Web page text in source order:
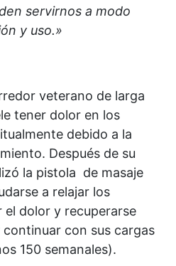
servirnos a modo
y uso.»
veterano de larga
tener dolor en los
debido a la
Después de su
la pistola de masaje
a relajar los
el dolor y recuperarse
con sus cargas
150 semanales).